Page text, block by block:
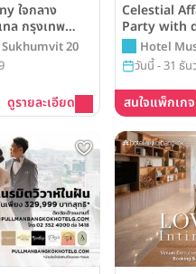
ใจกลาง
ทล กรุงเทพ
39,999 บาท
20
ดูรายละเอียด
Celestial
Party with
spending
Muse
Collection
Hotel
วันนี้ - 31 ธัน
สนใจแพ็กเกจ